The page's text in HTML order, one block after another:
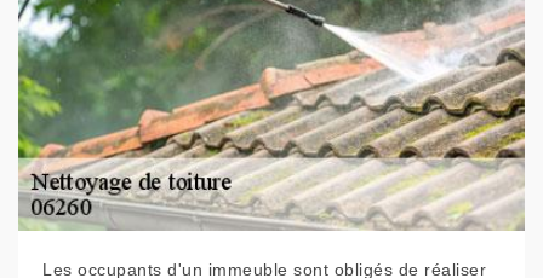
Les occupants d'un immeuble sont obligés de réaliser